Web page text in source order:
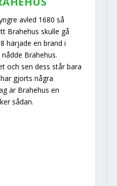
avled 1680 så
Brahehus skulle gå
härjade en brand i
Brahehus.
och sen dess står bara
gjorts några
är Brahehus en
sådan.